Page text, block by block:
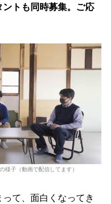
トも同時募集。ご応
様子（動画で配信してます）
て、面白くなってき